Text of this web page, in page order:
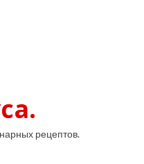
рецептов.